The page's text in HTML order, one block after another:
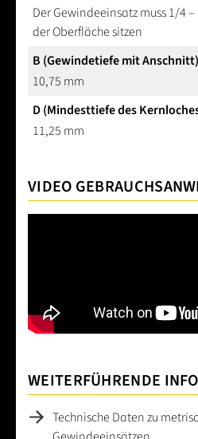
Der Gewindeeinsatz muss 1/4
der Oberfläche sitzen
B (Gewindetiefe mit Anschnitt)
10,75 mm
D (Mindesttiefe des
11,25 mm
VIDEO
WEITERFÜHRENDE
Technische Daten zu